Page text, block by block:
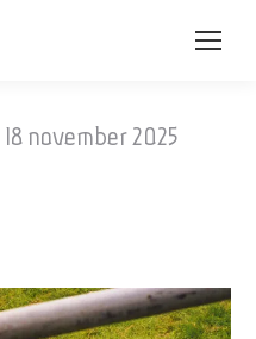
18 november 2025